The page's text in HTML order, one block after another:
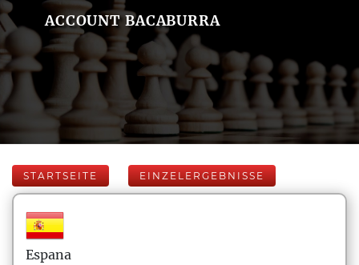
ACCOUNT BACABURRA
STARTSEITE EINZELERGEBNISSE
Espana